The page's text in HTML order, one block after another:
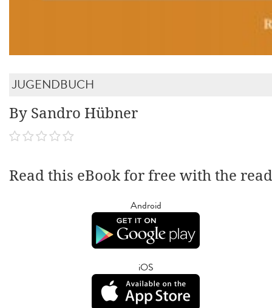
JUGENDBUCH
By Sandro Hübner
Read this eBook for free with the
Android
iOS